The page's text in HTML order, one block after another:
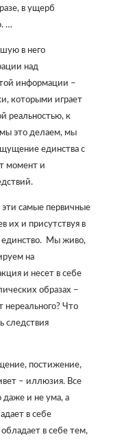
в ущерб
…
в него
над
информации –
которыми играет
реальностью, к
мы это делаем, мы
единства с
момент и
эти самые первичные
их и присутствуя в
единство. Мы живо,
на
и несет в себе
образах –
нереального? Что
следствия
постижение,
– иллюзия. Все
даже и не ума, а
в себе
в себе тем,